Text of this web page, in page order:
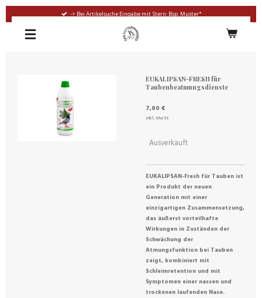
springen
-> Bei Artikelsuche Eingabe mit Stern: Bsp. Muster*
EUKALIPSAN-FRESH für
Taubenbeatmungsdienste
7,90 €
inkl. MwSt
Ausverkauft
EUKALIPSAN-Fresh für Tauben ist
ein Produkt der neuen
Generation mit einer
einzigartigen Zusammensetzung,
das äußerst vorteilhafte
Wirkungen in Zuständen der
Schwächung der
Atmungsfunktion bei Tauben
zeigt, kombiniert mit
Schleimretention und mit
Symptomen einer nassen und
trockenen laufenden Nase.